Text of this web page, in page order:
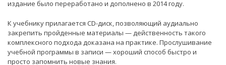
издание было переработано и дополнено в 2014 году.
К учебнику прилагается CD-диск, позволяющий аудиально
закрепить пройденные материалы — действенность такого
комплексного подхода доказана на практике. Прослушивание
учебной программы в записи — хороший способ быстро и
просто запомнить новые знания.